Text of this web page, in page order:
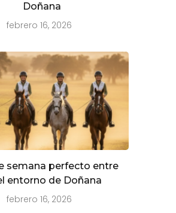
Doñana
febrero 16, 2026
semana perfecto entre
entorno de Doñana
febrero 16, 2026